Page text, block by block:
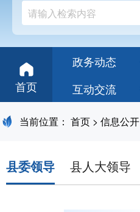
首页
政务动态
互动交流
当前位置： 首页 > 信息公开
县委领导 县人大领导